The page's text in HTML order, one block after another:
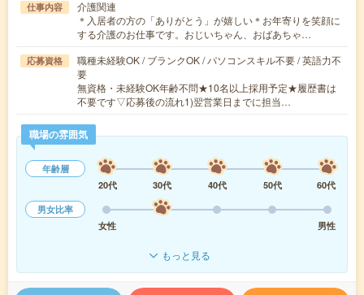
仕事内容
介護関連
＊入居者の方の「ありがとう」が嬉しい＊お年寄りを笑顔に
する介護のお仕事です。おじいちゃん、おばあちゃ…
応募資格
職種未経験OK / ブランクOK / パソコンスキル不要 / 英語力不
要
無資格・未経験OK年齢不問★10名以上採用予定★履歴書は
不要です▽応募後の流れ1)翌営業日までに担当…
職場の雰囲気
年齢層
20代
30代 40代 50代
60代
男女比率
女性
男性
もっと見る